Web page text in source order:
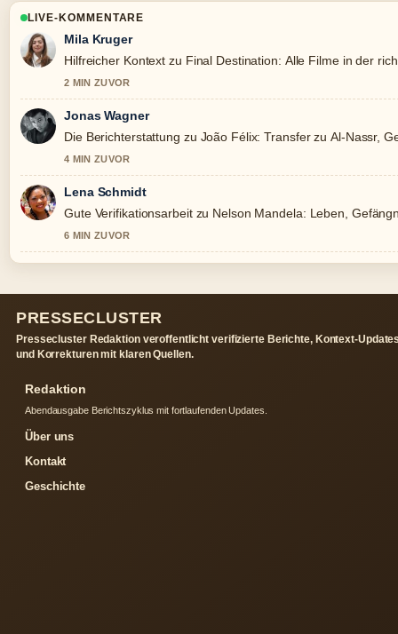
LIVE-KOMMENTARE
Mila Kruger
Hilfreicher Kontext zu Final Destination: Alle Filme in der
2 MIN ZUVOR
Jonas Wagner
Die Berichterstattung zu João Félix: Transfer zu Al-Nassr,
4 MIN ZUVOR
Lena Schmidt
Gute Verifikationsarbeit zu Nelson Mandela: Leben,
6 MIN ZUVOR
PRESSECLUSTER
Pressecluster Redaktion veroffentlicht verifizierte Berichte, Kontext-
und Korrekturen mit klaren Quellen.
Redaktion
Abendausgabe Berichtszyklus mit fortlaufenden Updates.
Über uns
Kontakt
Geschichte